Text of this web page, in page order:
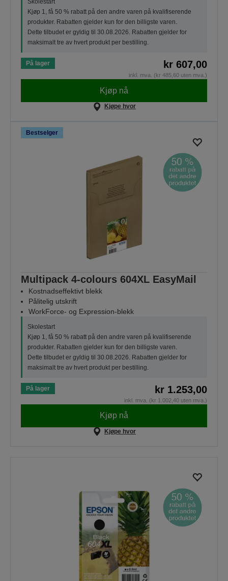
Skolestart
Kjøp 1, få 50 % rabatt på den andre varen på kvalifiserende
produkter. Rabatten gjelder kun for den billigste varen.
Dette tilbudet er gyldig til 30.08.2026. Rabatten gjelder for
maksimalt tre av hvert produkt per bestilling.
På lager kr 607,00
inkl. mva. (kr 485,60 uten mva.)
Kjøp nå
Kjøpe hvor
Bestselger
Multipack 4-colours 604XL EasyMail
Kostnadseffektivt blekk
Pålitelig utskrift
WorkForce- og Expression-blekk
Skolestart
Kjøp 1, få 50 % rabatt på den andre varen på kvalifiserende
produkter. Rabatten gjelder kun for den billigste varen.
Dette tilbudet er gyldig til 30.08.2026. Rabatten gjelder for
maksimalt tre av hvert produkt per bestilling.
På lager kr 1.253,00
inkl. mva. (kr 1.002,40 uten mva.)
Kjøp nå
Kjøpe hvor